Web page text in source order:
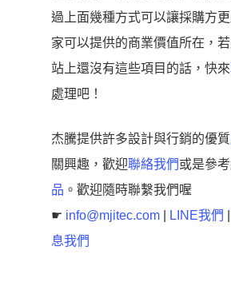
過上面幾種方式可以讓採購方
家可以提供的商業價值所在，
站上還沒有這些項目的話，快來
處理吧！
杰騰提供許多設計與行銷的優質
關興趣，歡迎聯絡我們或是參
品 。歡迎隨時聯繫我們喔
☛ info@mjitec.com LINE我們
息我們